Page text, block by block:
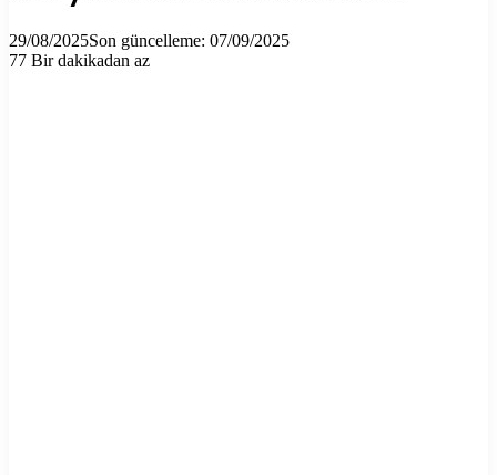
29/08/2025Son güncelleme: 07/09/2025
77 Bir dakikadan az